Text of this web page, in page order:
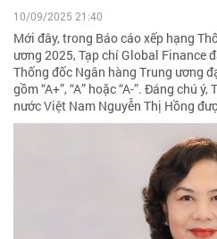
10/09/2025 21:40
Mới đây, trong Báo cáo xếp hạng
ương 2025, Tạp chí Global Finance
Thống đốc Ngân hàng Trung ương
gồm “A+”, “A” hoặc “A-”. Đáng chú
nước Việt Nam Nguyễn Thị Hồng